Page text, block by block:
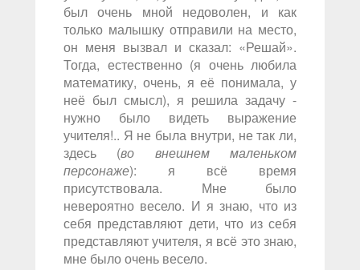
был очень мной недоволен, и как
только малышку отправили на место,
он меня вызвал и сказал: «Решай».
Тогда, естественно (я очень любила
математику, очень, я её понимала, у
неё был смысл), я решила задачу -
нужно было видеть выражение
учителя!.. Я не была внутри, не так ли,
здесь (во внешнем маленьком
персонаже): я всё время
присутствовала. Мне было
невероятно весело. И я знаю, что из
себя представляют дети, что из себя
представляют учителя, я всё это знаю,
мне было очень весело.